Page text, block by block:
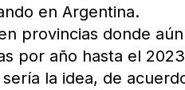
en Argentina.
provincias donde
por año hasta el
la idea, de